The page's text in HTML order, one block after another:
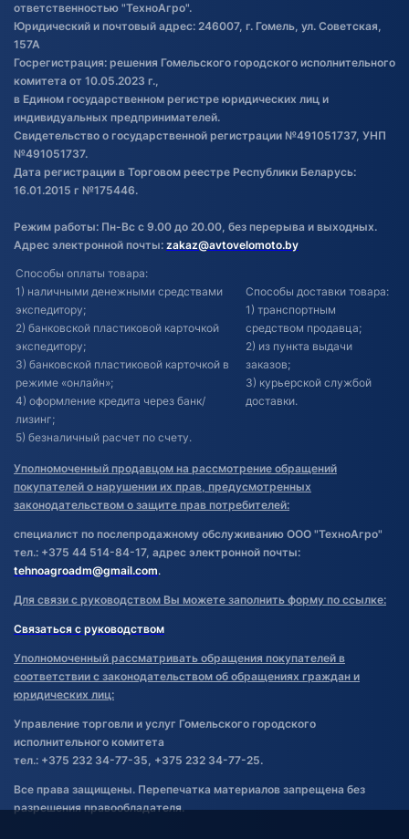
Обработка файлов cookie
Постановка транспорта на учет
Обновления в ЭПТС 2024
ответственностью "ТехноАгро".
Юридический и почтовый адрес: 246007, г. Гомель, ул. Советская,
157А
Госрегистрация: решения Гомельского городского исполнительного
комитета от 10.05.2023 г.,
в Едином государственном регистре юридических лиц и
индивидуальных предпринимателей.
Свидетельство о государственной регистрации №491051737, УНП
№491051737.
Дата регистрации в Торговом реестре Республики Беларусь:
16.01.2015 г №175446.
Режим работы: Пн-Вс с 9.00 до 20.00, без перерыва и выходных.
Адрес электронной почты: zakaz@avtovelomoto.by
Способы оплаты товара:
1) наличными денежными средствами
экспедитору;
2) банковской пластиковой карточкой
экспедитору;
3) банковской пластиковой карточкой в
режиме «онлайн»;
4) оформление кредита через банк/
лизинг;
5) безналичный расчет по счету.
Способы доставки товара:
1) транспортным
средством продавца;
2) из пункта выдачи
заказов;
3) курьерской службой
доставки.
Уполномоченный продавцом на рассмотрение обращений
покупателей о нарушении их прав, предусмотренных
законодательством о защите прав потребителей:
специалист по послепродажному обслуживанию ООО "ТехноАгро"
тел.: +375 44 514-84-17, адрес электронной почты:
tehnoagroadm@gmail.com.
Для связи с руководством Вы можете заполнить форму по ссылке:
Связаться с руководством
Уполномоченный рассматривать обращения покупателей в
соответствии с законодательством об обращениях граждан и
юридических лиц:
Управление торговли и услуг Гомельского городского
исполнительного комитета
тел.: +375 232 34-77-35, +375 232 34-77-25.
Все права защищены. Перепечатка материалов запрещена без
разрешения правообладателя.